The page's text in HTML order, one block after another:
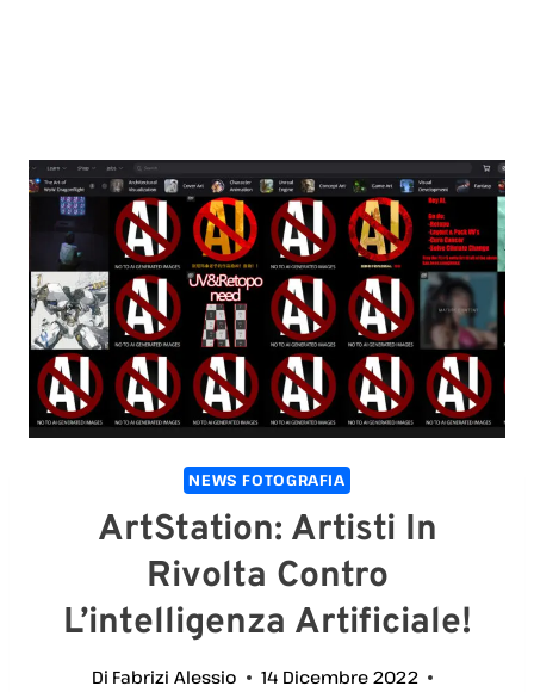
NEWS FOTOGRAFIA
ArtStation: Artisti In
Rivolta Contro
L’intelligenza Artificiale!
Di Fabrizi Alessio
14 Dicembre 2022